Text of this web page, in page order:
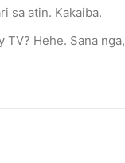
sa atin. Kakaiba.
TV? Hehe. Sana